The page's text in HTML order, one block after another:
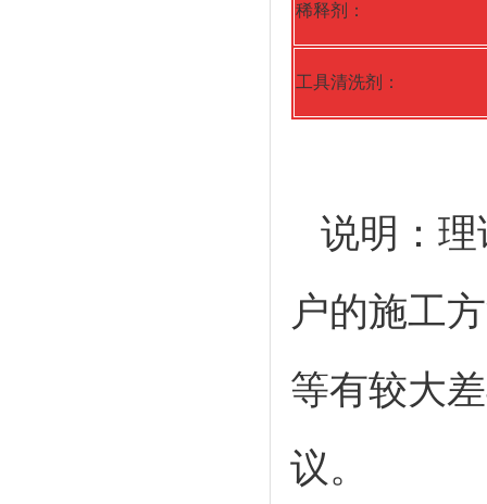
稀释剂：
工具清洗剂：
说明：
户的施工
等有较大
议。